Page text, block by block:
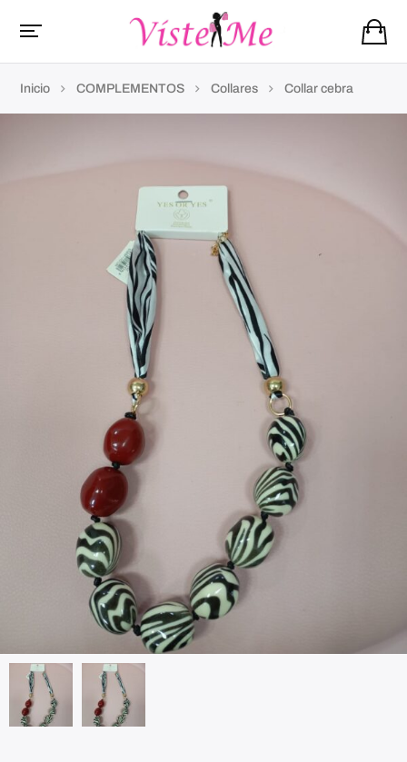
Inicio COMPLEMENTOS Collares Collar cebra